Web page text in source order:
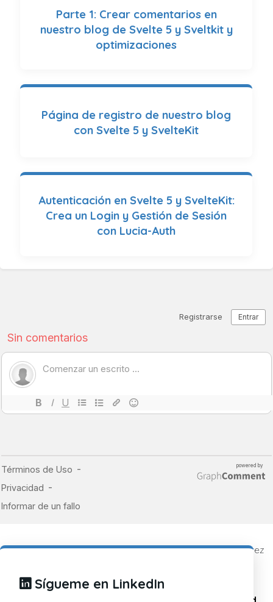
Parte 1: Crear comentarios en
nuestro blog de Svelte 5 y Sveltkit y
optimizaciones
Página de registro de nuestro blog
con Svelte 5 y SvelteKit
Autenticación en Svelte 5 y SvelteKit:
Crea un Login y Gestión de Sesión
con Lucia-Auth
Sígueme en LinkedIn
© 2019 - 2026CosasDeDevs, un blog de Alberto Ramírez